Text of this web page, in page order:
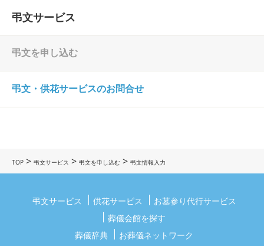
弔文サービス
弔文を申し込む
弔文・供花サービスのお問合せ
TOP > 弔文サービス > 弔文を申し込む > 弔文情報入力
弔文サービス 供花サービス
お墓参り代行サービス
葬儀会館を探す
葬儀辞典
お葬儀ネットワーク